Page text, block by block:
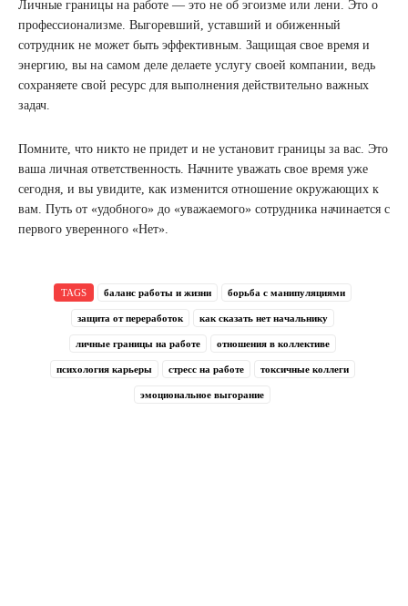
Личные границы на работе — это не об эгоизме или лени. Это о
профессионализме. Выгоревший, уставший и обиженный
сотрудник не может быть эффективным. Защищая свое время и
энергию, вы на самом деле делаете услугу своей компании, ведь
сохраняете свой ресурс для выполнения действительно важных
задач.
Помните, что никто не придет и не установит границы за вас. Это
ваша личная ответственность. Начните уважать свое время уже
сегодня, и вы увидите, как изменится отношение окружающих к
вам. Путь от «удобного» до «уважаемого» сотрудника начинается с
первого уверенного «Нет».
TAGS баланс работы и жизни борьба с манипуляциями
защита от переработок как сказать нет начальнику
личные границы на работе отношения в коллективе
психология карьеры стресс на работе токсичные коллеги
эмоциональное выгорание